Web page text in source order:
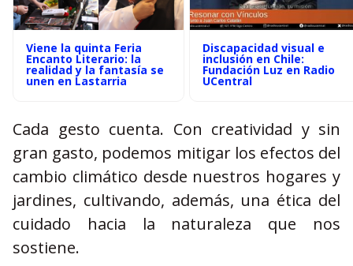
Viene la quinta Feria
Encanto Literario: la
realidad y la fantasía se
unen en Lastarria
Discapacidad visual e
inclusión en Chile:
Fundación Luz en Radio
UCentral
Cada gesto cuenta. Con creatividad y sin
gran gasto, podemos mitigar los efectos del
cambio climático desde nuestros hogares y
jardines, cultivando, además, una ética del
cuidado hacia la naturaleza que nos
sostiene.